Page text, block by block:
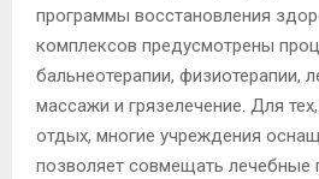
программы восстановления
комплексов предусмотрены
бальнеотерапии, физиотерапии,
массажи и грязелечение. Для
отдых, многие учреждения
позволяет совмещать лечебные